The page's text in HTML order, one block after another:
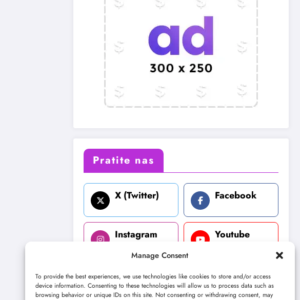
Manage Consent
To provide the best experiences, we use technologies like cookies to store and/or access
device information. Consenting to these technologies will allow us to process data such as
browsing behavior or unique IDs on this site. Not consenting or withdrawing consent, may
Pratite nas
X (Twitter) Facebook
Instagram Youtube
LinkedIn